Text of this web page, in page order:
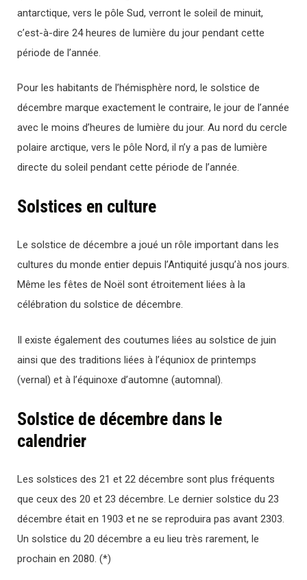
antarctique, vers le pôle Sud, verront le soleil de minuit,
c’est-à-dire 24 heures de lumière du jour pendant cette
période de l’année.
Pour les habitants de l’hémisphère nord, le solstice de
décembre marque exactement le contraire, le jour de l’année
avec le moins d’heures de lumière du jour. Au nord du cercle
polaire arctique, vers le pôle Nord, il n’y a pas de lumière
directe du soleil pendant cette période de l’année.
Solstices en culture
Le solstice de décembre a joué un rôle important dans les
cultures du monde entier depuis l’Antiquité jusqu’à nos jours.
Même les fêtes de Noël sont étroitement liées à la
célébration du solstice de décembre.
Il existe également des coutumes liées au solstice de juin
ainsi que des traditions liées à l’équniox de printemps
(vernal) et à l’équinoxe d’automne (automnal).
Solstice de décembre dans le
calendrier
Les solstices des 21 et 22 décembre sont plus fréquents
que ceux des 20 et 23 décembre. Le dernier solstice du 23
décembre était en 1903 et ne se reproduira pas avant 2303.
Un solstice du 20 décembre a eu lieu très rarement, le
prochain en 2080. (*)